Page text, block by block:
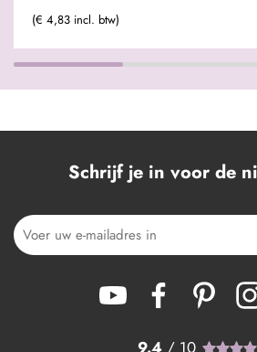
(€ 4,83 incl. btw)
Schrijf je in voor de
9.4 / 10